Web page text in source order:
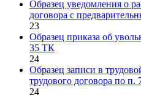
Образец уведомления о
договора с
23
Образец приказа об
35 ТК
24
Образец записи в
трудового договора по п.
24